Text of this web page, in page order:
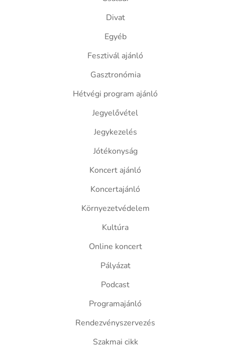
Divat
Egyéb
Fesztivál ajánló
Gasztronómia
Hétvégi program ajánló
Jegyelővétel
Jegykezelés
Jótékonyság
Koncert ajánló
Koncertajánló
Környezetvédelem
Kultúra
Online koncert
Pályázat
Podcast
Programajánló
Rendezvényszervezés
Szakmai cikk